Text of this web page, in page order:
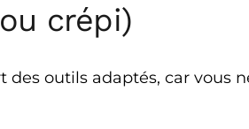
crépi)
des outils adaptés, car vous